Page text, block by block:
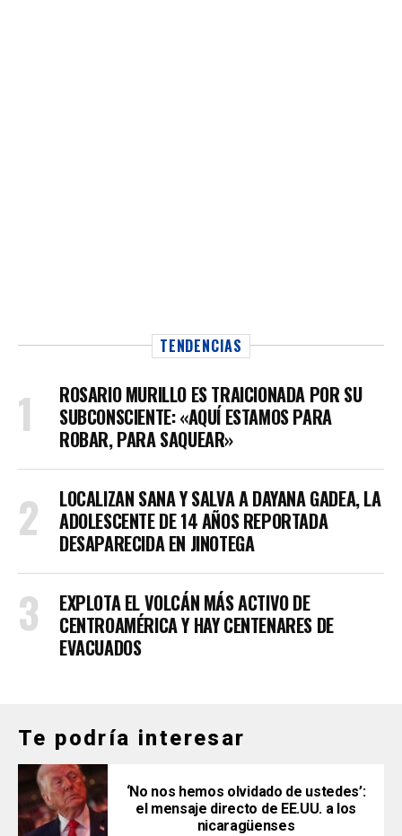
TENDENCIAS
ROSARIO MURILLO ES TRAICIONADA POR SU
SUBCONSCIENTE: «AQUÍ ESTAMOS PARA
ROBAR, PARA SAQUEAR»
LOCALIZAN SANA Y SALVA A DAYANA GADEA, LA
ADOLESCENTE DE 14 AÑOS REPORTADA
DESAPARECIDA EN JINOTEGA
EXPLOTA EL VOLCÁN MÁS ACTIVO DE
CENTROAMÉRICA Y HAY CENTENARES DE
EVACUADOS
Te podría interesar
‘No nos hemos olvidado de ustedes’:
el mensaje directo de EE.UU. a los
nicaragüenses